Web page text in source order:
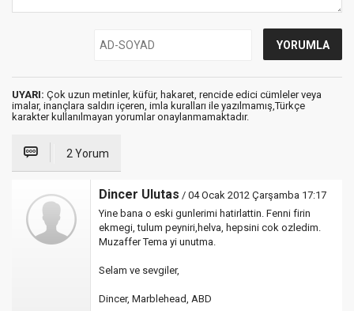
UYARI: Çok uzun metinler, küfür, hakaret, rencide edici cümleler veya
imalar, inançlara saldırı içeren, imla kuralları ile yazılmamış,Türkçe
karakter kullanılmayan yorumlar onaylanmamaktadır.
2 Yorum
Dincer Ulutas / 04 Ocak 2012 Çarşamba 17:17
Yine bana o eski gunlerimi hatirlattin. Fenni firin
ekmegi, tulum peyniri,helva, hepsini cok ozledim.
Muzaffer Tema yi unutma.
Selam ve sevgiler,
Dincer, Marblehead, ABD